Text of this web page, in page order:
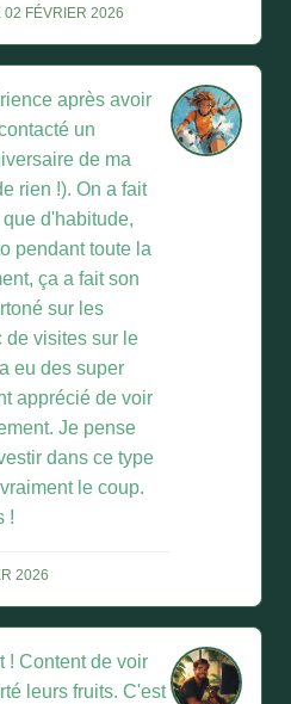
02 FÉVRIER 2026
après avoir
un
de ma
rien !). On a fait
d'habitude,
pendant toute la
ça a fait son
sur les
de visites sur le
eu des super
apprécié de voir
Je pense
dans ce type
le coup.
!
2026
! Content de voir
leurs fruits. C'est